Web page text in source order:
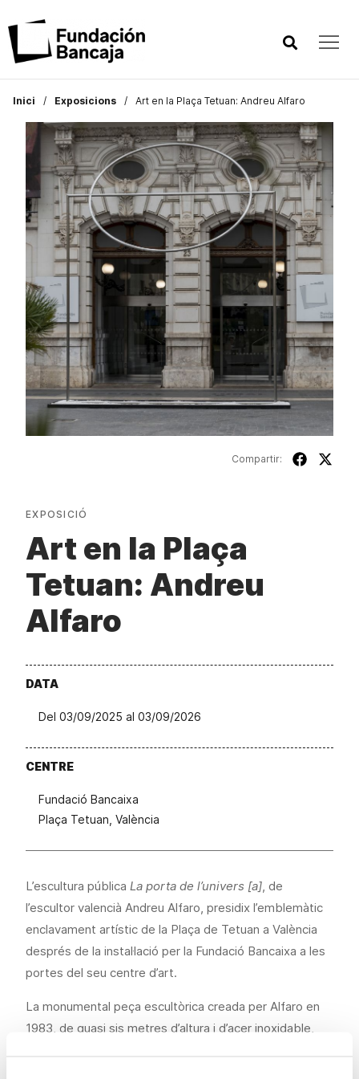
Inici Exposicions Art en la Plaça Tetuan: Andreu Alfaro
Compartir:
EXPOSICIÓ
Art en la Plaça
Tetuan: Andreu
Alfaro
DATA
Del 03/09/2025 al 03/09/2026
CENTRE
Fundació Bancaixa
Plaça Tetuan, València
L’escultura pública La porta de l’univers [a], de
l’escultor valencià Andreu Alfaro, presidix l’emblemàtic
enclavament artístic de la Plaça de Tetuan a València
després de la instal·lació per la Fundació Bancaixa a les
portes del seu centre d’art.
La monumental peça escultòrica creada per Alfaro en
1983, de quasi sis metres d’altura i d’acer inoxidable,